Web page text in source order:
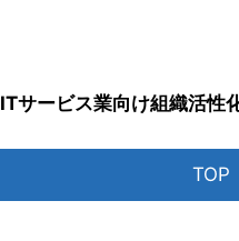
ITサービス業向け組織活性
TOP